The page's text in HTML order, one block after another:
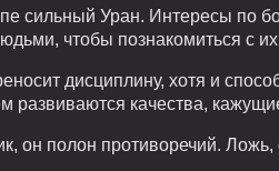
сильный Уран. Интересы по
чтобы познакомиться с
дисциплину, хотя и
развиваются качества,
он полон противоречий.